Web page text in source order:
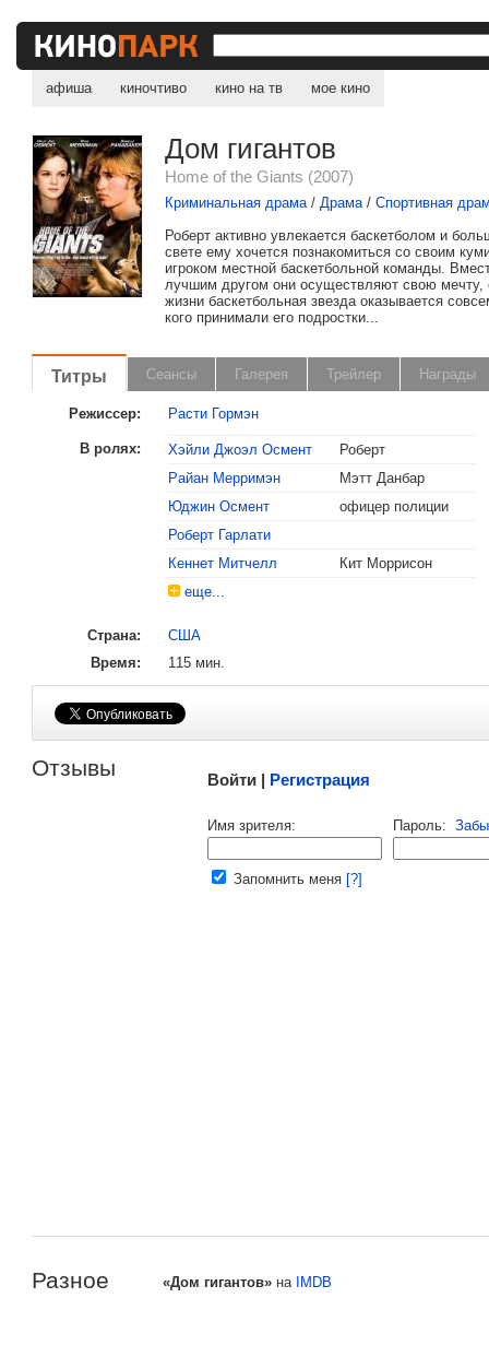
афиша киночтиво кино на тв мое кино
Дом гигантов
Home of the Giants (2007)
Криминальная драма/Драма/Спортивная
Роберт активно увлекается баскетболом и
свете ему хочется познакомиться со своим
игроком местной баскетбольной команды.
лучшим другом они осуществляют свою мечту,
жизни баскетбольная звезда оказывается
кого принимали его подростки...
Титры Сеансы Галерея Трейлер Награды
Режиссер: Расти Гормэн
В ролях: Хэйли Джоэл Осмент
Роберт
Райан Мерримэн
Мэтт Данбар
Юджин Осмент
офицер полиции
Роберт Гарлати
Кеннет Митчелл
Кит Моррисон
еще...
Страна:
США
Время:
115 мин.
Отзывы Войти | Регистрация
Имя зрителя: Пароль:
Запомнить меня [?]
Разное «Дом гигантов» на IMDB